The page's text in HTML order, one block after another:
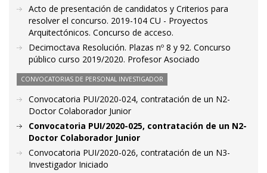
Acto de presentación de candidatos y Criterios para
resolver el concurso. 2019-104 CU - Proyectos
Arquitectónicos. Concurso de acceso.
Decimoctava Resolución. Plazas nº 8 y 92. Concurso
público curso 2019/2020. Profesor Asociado
CONVOCATORIAS DE PERSONAL INVESTIGADOR
Convocatoria PUI/2020-024, contratación de un N2-
Doctor Colaborador Junior
Convocatoria PUI/2020-025, contratación de un N2-
Doctor Colaborador Junior
Convocatoria PUI/2020-026, contratación de un N3-
Investigador Iniciado